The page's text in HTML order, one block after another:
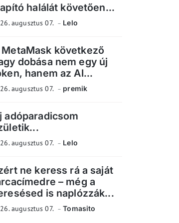
halálát követően...
augusztus 07. Lelo
MetaMask következő
dobása nem egy új
hanem az AI...
augusztus 07. premik
adóparadicsom
augusztus 07. Lelo
ne keress rá a saját
– még a
is naplózzák...
augusztus 07. Tomasito